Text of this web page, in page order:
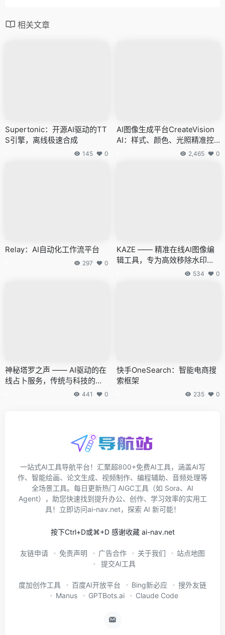
相关文章
Supertonic：开源AI驱动的TT
S引擎，离线极速合成
145 0
AI图像生成平台CreateVision
AI：样式、颜色、光照精准控
2,465 0
Relay：AI自动化工作流平台
297 0
KAZE —— 精准在线AI图像编
辑工具，专为高效移除水印设
534 0
神秘塔罗之声 —— AI驱动的在
线占卜服务，传统与科技的融
441 0
快手OneSearch：智能电商搜
索框架
235 0
一站式AI工具导航平台！汇聚超800+免费AI工具，涵盖AI写
作、智能绘画、论文生成、视频制作、编程辅助、音频处理等
全场景工具。每日更新热门 AIGC工具（如 Sora、AI
Agent），助您快速找到提升办公、创作、学习效率的实用工
具！立即访问ai-nav.net，探索 AI 新可能！
按下Ctrl+D或⌘+D 感谢收藏 ai-nav.net
友链申请 免责声明 广告合作 关于我们
站点地图
提交AI工具
度加创作工具 百度AI开放平台 Bing新必应
搜外友链
Manus
GPTBots.ai Claude Code